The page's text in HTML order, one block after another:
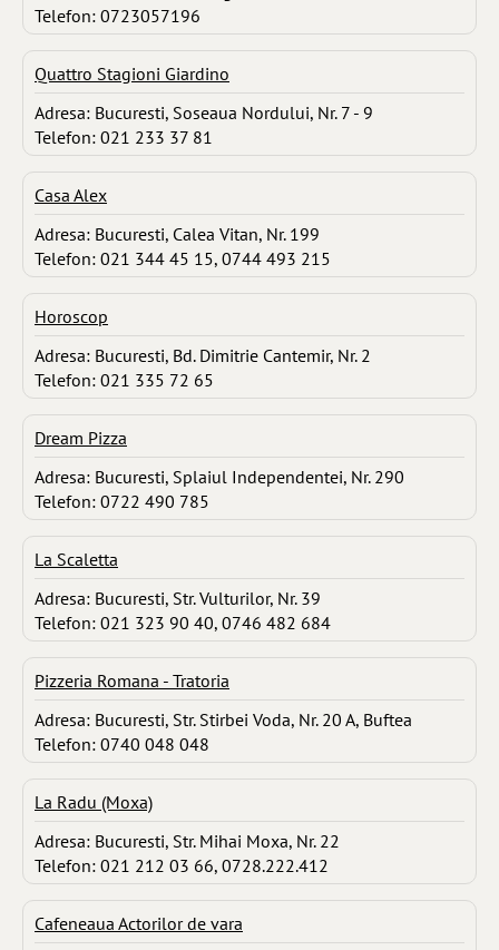
Telefon: 0723057196
Quattro Stagioni Giardino
Adresa: Bucuresti, Soseaua Nordului, Nr. 7 - 9
Telefon: 021 233 37 81
Casa Alex
Adresa: Bucuresti, Calea Vitan, Nr. 199
Telefon: 021 344 45 15, 0744 493 215
Horoscop
Adresa: Bucuresti, Bd. Dimitrie Cantemir, Nr. 2
Telefon: 021 335 72 65
Dream Pizza
Adresa: Bucuresti, Splaiul Independentei, Nr. 290
Telefon: 0722 490 785
La Scaletta
Adresa: Bucuresti, Str. Vulturilor, Nr. 39
Telefon: 021 323 90 40, 0746 482 684
Pizzeria Romana - Tratoria
Adresa: Bucuresti, Str. Stirbei Voda, Nr. 20 A, Buftea
Telefon: 0740 048 048
La Radu (Moxa)
Adresa: Bucuresti, Str. Mihai Moxa, Nr. 22
Telefon: 021 212 03 66, 0728.222.412
Cafeneaua Actorilor de vara